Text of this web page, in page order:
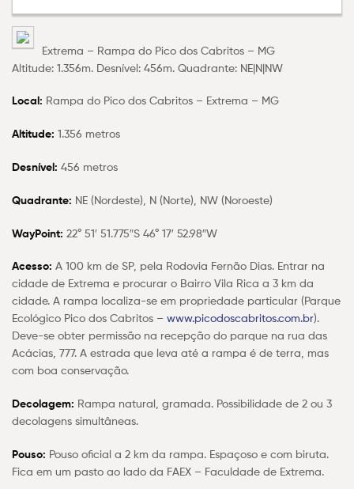
Extrema – Rampa do Pico dos Cabritos – MG
Altitude: 1.356m. Desnível: 456m. Quadrante: NE|N|NW
Local: Rampa do Pico dos Cabritos – Extrema – MG
Altitude: 1.356 metros
Desnível: 456 metros
Quadrante: NE (Nordeste), N (Norte), NW (Noroeste)
WayPoint: 22° 51′ 51.775″S 46° 17′ 52.98″W
Acesso: A 100 km de SP, pela Rodovia Fernão Dias. Entrar na
cidade de Extrema e procurar o Bairro Vila Rica a 3 km da
cidade. A rampa localiza-se em propriedade particular (Parque
Ecológico Pico dos Cabritos – www.picodoscabritos.com.br).
Deve-se obter permissão na recepção do parque na rua das
Acácias, 777. A estrada que leva até a rampa é de terra, mas
com boa conservação.
Decolagem: Rampa natural, gramada. Possibilidade de 2 ou 3
decolagens simultâneas.
Pouso: Pouso oficial a 2 km da rampa. Espaçoso e com biruta.
Fica em um pasto ao lado da FAEX – Faculdade de Extrema.